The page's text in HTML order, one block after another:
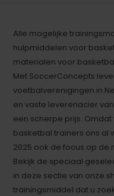
Alle mogelijke
hulpmiddelen voor
materialen voor
Met SoccerConcepts
voetbalverenigingen in
en vaste leverenacier
een scherpe prijs.
basketbal trainers ons al
2025 ook de focus op de
Bekijk de speciaal
in deze sectie van onze
trainingsmiddel dat u